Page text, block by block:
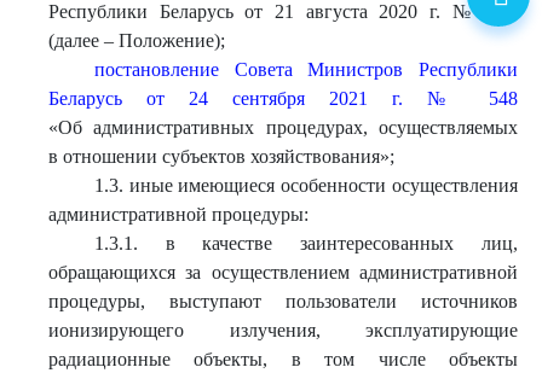
Республики Беларусь от 21 августа 2020 г. № 497
(далее – Положение);
постановление Совета Министров Республики
Беларусь от 24 сентября 2021 г. № 548
«Об административных процедурах, осуществляемых
в отношении субъектов хозяйствования»;
1.3. иные имеющиеся особенности осуществления
административной процедуры:
1.3.1. в качестве заинтересованных лиц,
обращающихся за осуществлением административной
процедуры, выступают пользователи источников
ионизирующего излучения, эксплуатирующие
радиационные объекты, в том числе объекты